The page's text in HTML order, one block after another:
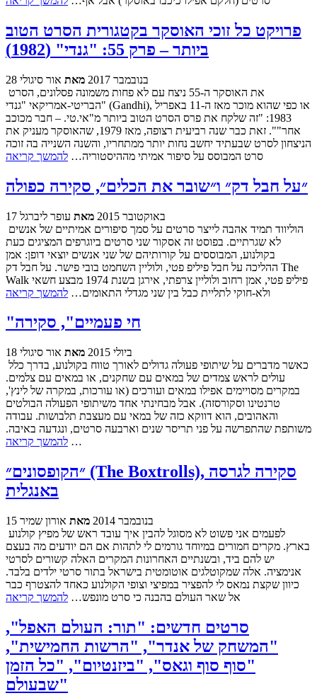
פרויקט כל זוכי האוסקר בקטגורית הסרט הטוב
ביותר – פרק 55: "גנדי" (1982)
28 בנובמבר 2017 מאת אור סיגולי
הבריטי-אמריקאי "גנדי" (Gandhi), או כפי שהוא מוכר מאז ה-11 באפריל
1983: "זה שלקח את פרס הסרט הטוב ביותר מ"אי.טי. – חבר מכוכב
אחר"". זאת כבר שנה רביעית רצופה, מאז 1979, שהאוסקר מעניק את
הניצחון לסרט שבעתיד יחשב נחות יותר ממתחריו, והשנה השנייה בה זוכה
סרט המבוסס על סיפור אמיתי מההיסטוריה… להמשך קריאה
״על חבל דק״ ו״שובר את הכלים״, סקירה כפולה
17 באוקטובר 2015 מאת עופר ליברגל
לא שגרתיים. בפוסט זה אסקור שני סרטים ביוגרפים המציגים כעת
בקולנוע, המבוססים על קורותיהם של שני אנשים יוצאי דופן: אמן
ההליכה על חבל פיליפ פטי, ולוליין השחמט בובי פישר. על חבל דק The
Walk פיליפ פטי, אמן רחוב ולוליין צרפתי, אירגן בשנת 1974 מבצע חשאי
ולא-חוקי לתליית כבל בין שני מגדלי התאומים… להמשך קריאה
"חי פעמיים", סקירה
18 ביולי 2015 מאת אור סיגולי
עולים לראש צמדים של במאים עם שחקנים, או במאים עם צלמים.
במקרים מסויימים אפילו במאים ועורכים (או עורכות, במקרה של לינץ',
טרנטינו וסקורסזה). אבל מבחינתי אחד משיתופי הפעולה הבולטים
והאהובים, הוא דווקא כזה של במאי עם מעצבת תלבושות. עבודה
משותפת שהתפרשה על פני תריסר שנים וארבעה סרטים, ונגדעה באיבה.
… להמשך קריאה
״הקופסונים״ (The Boxtrolls), סקירה לגרסה
באנגלית
15 בנובמבר 2014 מאת אורון שמיר
בארץ. מקרים חמורים במיוחד גורמים לי לתהות אם הם יודעים מה בעצם
יש להם ביד, ובשנתיים האחרונות המקרים האלה קשורים לסרטי
אנימציה. אלה שמקוטלגים אוטומטית בישראל בתור סרטי ילדים בלבד.
כיוון שקצת נמאס לי להפציר במפיצי וצופי הקולנוע כאחד להצטרף כבר
אל שאר העולם בהבנה כי סרט מונפש… להמשך קריאה
סרטים חדשים: "תור: העולם האפל",
"המשחק של אנדר", "הרשות החמישית",
"סוף סוף וגאס", "ביזנטיום", "כל הזמן
שבעולם"